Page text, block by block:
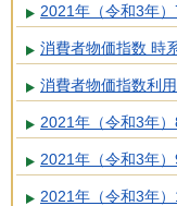
2021年（令和3年
消費者物価指数 時
消費者物価指数利
2021年（令和3年
2021年（令和3年
2021年（令和3年